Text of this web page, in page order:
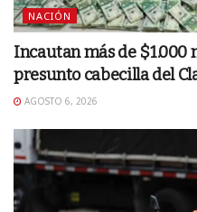
NACIÓN
Incautan más de $1.000
presunto cabecilla del
AGOSTO 6, 2026